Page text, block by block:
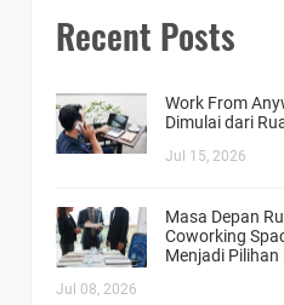
Recent Posts
Work From
Dimulai dari
Jul 15, 2026
Masa Depan
Coworking
Menjadi
Jul 08, 2026